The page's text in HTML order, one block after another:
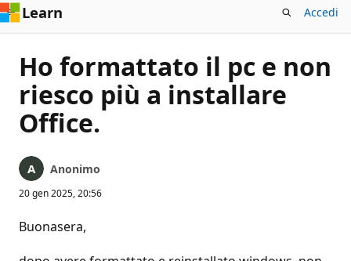
Learn Accedi
Ho formattato il pc e non
riesco più a installare
Office.
Anonimo
20 gen 2025, 20:56
Buonasera,